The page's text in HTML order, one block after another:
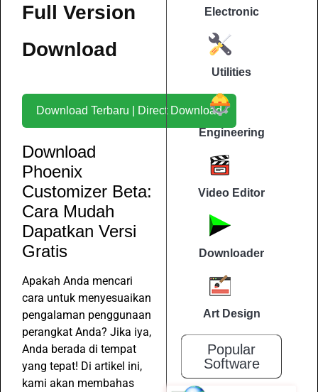
Full Version
Download
Download Terbaru | Direct Download
Download
Phoenix
Customizer Beta:
Cara Mudah
Dapatkan Versi
Gratis
Apakah Anda mencari
cara untuk menyesuaikan
pengalaman penggunaan
perangkat Anda? Jika iya,
Anda berada di tempat
yang tepat! Di artikel ini,
kami akan membahas
Electronic
Utilities
Engineering
Video Editor
Downloader
Art Design
Popular
Software